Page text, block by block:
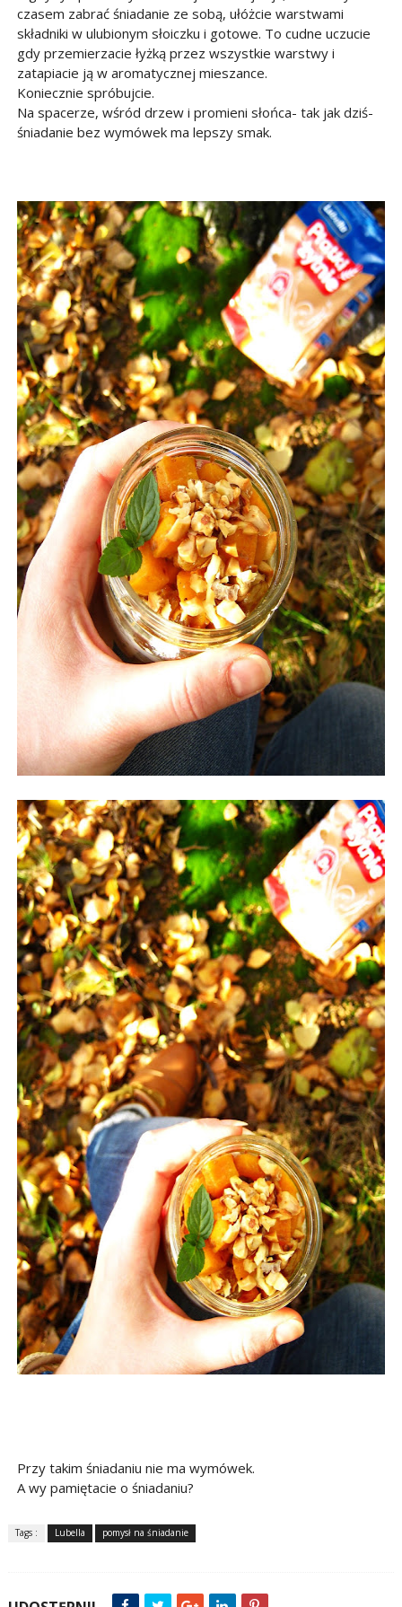
czasem zabrać śniadanie ze sobą, ułóżcie warstwami
składniki w ulubionym słoiczku i gotowe. To cudne uczucie
gdy przemierzacie łyżką przez wszystkie warstwy i
zatapiacie ją w aromatycznej mieszance.
Koniecznie spróbujcie.
Na spacerze, wśród drzew i promieni słońca- tak jak dziś-
śniadanie bez wymówek ma lepszy smak.
Przy takim śniadaniu nie ma wymówek.
A wy pamiętacie o śniadaniu?
Tags : Lubella pomysł na śniadanie